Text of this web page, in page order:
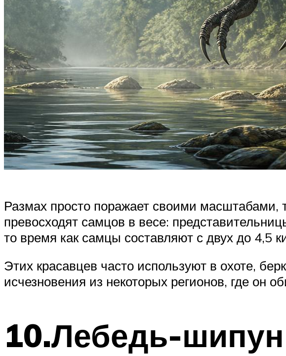
Размах просто поражает своими масштабами,
превосходят самцов в весе:
то время как самцы составляют с двух до 4,5
Этих красавцев часто используют в охоте,
исчезновения из некоторых регионов, где он
10.Лебедь-шипун